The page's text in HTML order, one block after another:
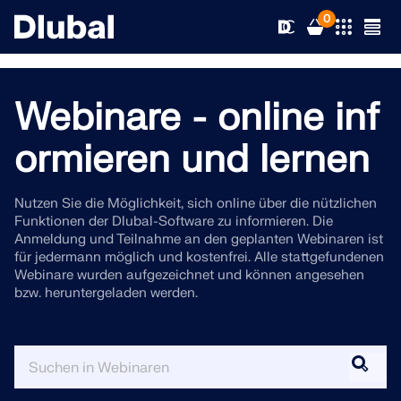
0
Lösungen
Branchen
Anwendungsbereiche
Normen
Online-Dienste
Produkte
RFEM 6
Support
Support
Schulungen
Service
News
Neuigkeiten
Schulungen
Ressourcen
Vollversion herunterladen
Bildung
Webinare - online inf
ormieren und lernen
Nutzen Sie die Möglichkeit, sich online über die nützlichen
Funktionen der Dlubal-Software zu informieren. Die
Anmeldung und Teilnahme an den geplanten Webinaren ist
für jedermann möglich und kostenfrei. Alle stattgefundenen
Webinare wurden aufgezeichnet und können angesehen
bzw. heruntergeladen werden.